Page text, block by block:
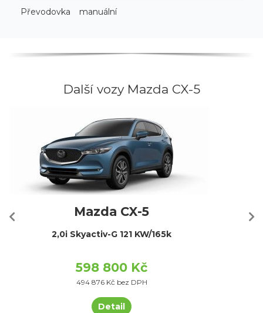
Převodovka manuální
Další vozy Mazda CX-5
Mazda CX-5
2,0i Skyactiv-G 121 KW/165k
598 800 Kč
494 876 Kč bez DPH
Detail